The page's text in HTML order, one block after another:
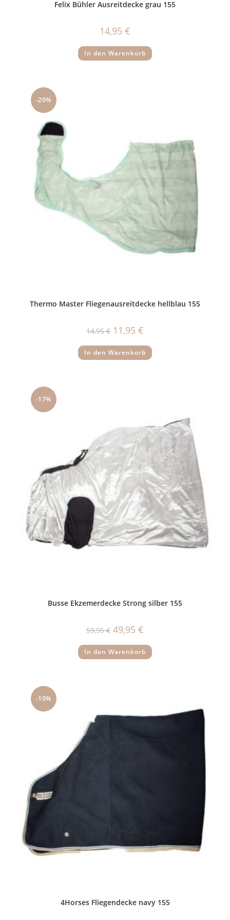
Felix Bühler Ausreitdecke grau 155
14,95 €
In den Warenkorb
-20%
Thermo Master Fliegenausreitdecke hellblau 155
14,95€ Ursprünglicher
Preis
14,95 €
11,95 €
11,95 €.
In den Warenkorb
-17%
Busse Ekzemerdecke Strong silber 155
59,95€ Ursprünglicher
Preis
59,95 €
49,95 €
49,95 €.
In den Warenkorb
-10%
4Horses Fliegendecke navy 155